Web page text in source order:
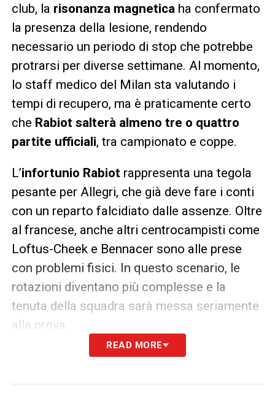
club, la risonanza magnetica ha confermato
la presenza della lesione, rendendo
necessario un periodo di stop che potrebbe
protrarsi per diverse settimane. Al momento,
lo staff medico del Milan sta valutando i
tempi di recupero, ma è praticamente certo
che Rabiot salterà almeno tre o quattro
partite ufficiali, tra campionato e coppe.
L’infortunio Rabiotrappresenta una tegola
pesante per Allegri, che già deve fare i conti
con un reparto falcidiato dalle assenze. Oltre
al francese, anche altri centrocampisti come
Loftus-Cheek e Bennacer sono alle prese
con problemi fisici. In questo scenario, le
rotazioni diventano più complesse e la
tenuta della squadra sarà messa seriamente
alla prova.
Il Milan sperava di poter contare sulla
READ MORE